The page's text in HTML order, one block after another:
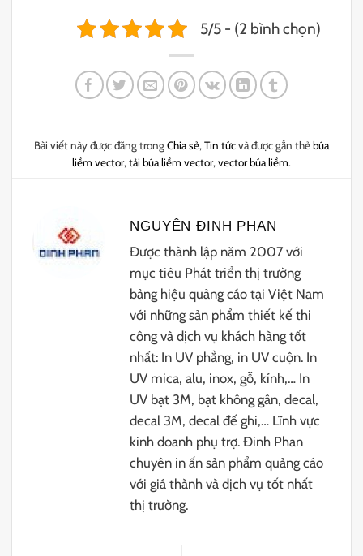
5/5 - (2 bình chọn)
Bài viết này được đăng trongChia sẻ, Tin tứcvà được gắn thẻbúa
liềm vector, tải búa liềm vector, vector búa liềm.
NGUYÊN ĐINH PHAN
Được thành lập năm 2007 với
mục tiêu Phát triển thị trường
bảng hiệu quảng cáo tại Việt Nam
với những sản phẩm thiết kế thi
công và dịch vụ khách hàng tốt
nhất: In UV phẳng, in UV cuộn. In
UV mica, alu, inox, gỗ, kính,… In
UV bạt 3M, bạt không gân, decal,
decal 3M, decal đế ghi,… Lĩnh vực
kinh doanh phụ trợ. Đinh Phan
chuyên in ấn sản phẩm quảng cáo
với giá thành và dịch vụ tốt nhất
thị trường.